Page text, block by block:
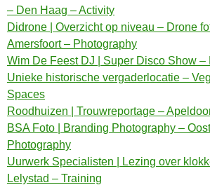
– Den Haag – Activity
Didrone | Overzicht op niveau – Drone
Amersfoort – Photography
Wim De Feest DJ | Super Disco Show –
Unieke historische vergaderlocatie –
Spaces
Roodhuizen | Trouwreportage –
BSA Foto | Branding Photography –
Photography
Uurwerk Specialisten | Lezing over
Lelystad – Training